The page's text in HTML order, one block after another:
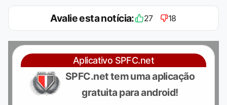
Avalie esta notícia: 27 18
Aplicativo SPFC.net
SPFC.net tem uma aplicação
gratuita para android!